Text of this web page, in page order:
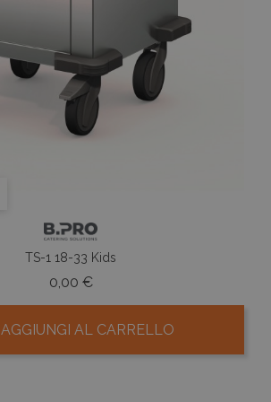
TS-1 18-33 Kids
0,00 €Prezzo
AGGIUNGI AL CARRELLO